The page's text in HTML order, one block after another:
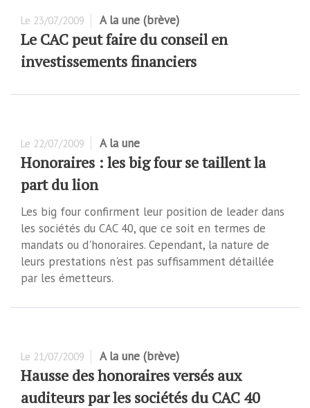
Le 23/07/2009 A la une (brève)
Le CAC peut faire du conseil en
investissements financiers
Le 22/07/2009 A la une
Honoraires : les big four se taillent la
part du lion
Les big four confirment leur position de leader dans
les sociétés du CAC 40, que ce soit en termes de
mandats ou d'honoraires. Cependant, la nature de
leurs prestations n'est pas suffisamment détaillée
par les émetteurs.
Le 21/07/2009 A la une (brève)
Hausse des honoraires versés aux
auditeurs par les sociétés du CAC 40